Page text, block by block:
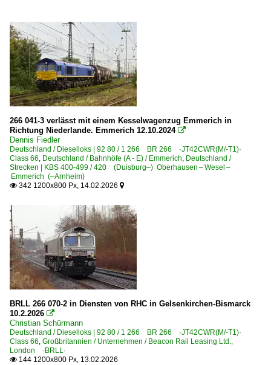
266 041-3 verlässt mit einem Kesselwagenzug Emmerich in
Richtung Niederlande. Emmerich 12.10.2024 
Dennis Fiedler
Deutschland / Dieselloks | 92 80 / 1 266 BR 266 ·JT42CWR(M/-T1)·
Class 66, Deutschland / Bahnhöfe (A - E) / Emmerich, Deutschland /
Strecken | KBS 400-499 / 420 (Duisburg–) Oberhausen – Wesel –
Emmerich (–Arnheim)
 342 1200x800 Px, 14.02.2026 
BRLL 266 070-2 in Diensten von RHC in Gelsenkirchen-Bismarck
10.2.2026 
Christian Schürmann
Deutschland / Dieselloks | 92 80 / 1 266 BR 266 ·JT42CWR(M/-T1)·
Class 66, Großbritannien / Unternehmen / Beacon Rail Leasing Ltd.,
London ·BRLL·
 144 1200x800 Px, 13.02.2026